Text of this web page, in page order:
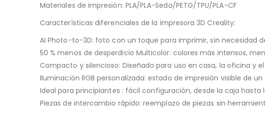
Materiales de impresión: PLA/PLA-Seda/PETG/TPU/PLA-CF
Características diferenciales de la impresora 3D Creality:
AI Photo-to-3D: foto con un toque para imprimir, sin necesidad
50 % menos de desperdicio Multicolor: colores más intensos,
Compacto y silencioso: Diseñado para uso en casa, la oficina y
Iluminación RGB personalizada: estado de impresión visible de un
Ideal para principiantes : fácil configuración, desde la caja
Piezas de intercambio rápido: reemplazo de piezas sin